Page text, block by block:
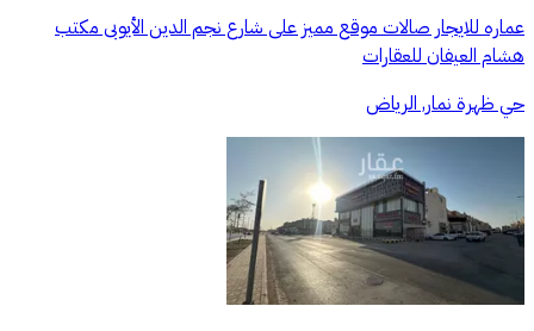
عماره للايجار صالات موقع مميز على شارع نجم الدين الأيوبى مكتب
هشام العيفان للعقارات
حي ظهرة نمار, الرياض